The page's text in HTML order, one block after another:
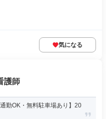
気になる
護師
勤OK・無料駐車場あり】20